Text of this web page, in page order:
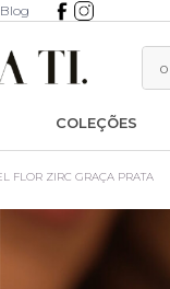
COLEÇÕES
FLOR ZIRC GRAÇA PRATA